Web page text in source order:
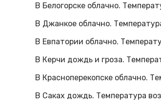
В Белогорске облачно.
В Джанкое облачно.
В Евпатории облачно.
В Керчи дождь и гроза.
В Красноперекопске облачно.
В Саках дождь. Температура